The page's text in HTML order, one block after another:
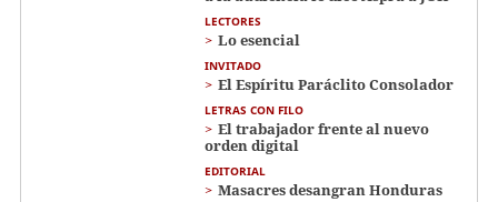
LECTORES
Lo esencial
INVITADO
El Espíritu Paráclito Consolador
LETRAS CON FILO
El trabajador frente al nuevo
orden digital
EDITORIAL
Masacres desangran Honduras